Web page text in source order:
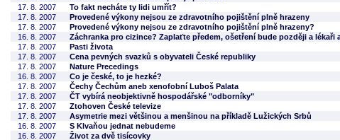
17. 8. 2007
To fakt necháte ty lidi umřít?
17. 8. 2007
Provedené výkony nejsou ze zdravotního pojištění plně hrazeny
17. 8. 2007
Provedené výkony nejsou ze zdravotního pojištění plně hrazeny?
16. 8. 2007
Záchranka pro cizince? Zaplaťte předem, ošetření bude později a
17. 8. 2007
Pasti života
17. 8. 2007
Cena pevných svazků s obyvateli České republiky
17. 8. 2007
Nature Precedings
16. 8. 2007
Co je české, to je hezké?
17. 8. 2007
Čechy Čechům aneb xenofobní Luboš Palata
17. 8. 2007
ČT vybírá neobjektivně hospodářské "odborníky"
17. 8. 2007
Ztohoven České televize
17. 8. 2007
Asymetrie mezi většinou a menšinou na příkladě Lužických Srbů
16. 8. 2007
S Klvaňou jednat nebudeme
16. 8. 2007
Život za dvě tisícovky